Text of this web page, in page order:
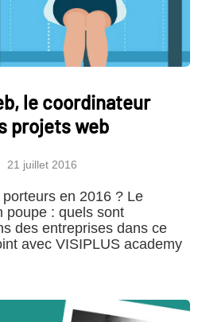
le coordinateur
projets web
21 juillet 2016
en 2016 ? Le
poupe : quels sont
des entreprises dans ce
avec VISIPLUS academy